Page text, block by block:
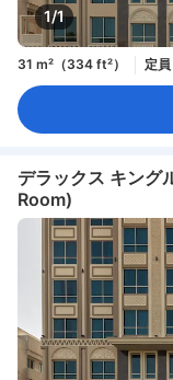
1/1
31 m²（334 ft²） 定
デラックス キング
Room)